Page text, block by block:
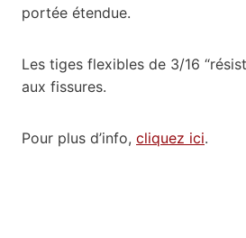
portée étendue.
Les tiges flexibles de 3/16
aux fissures.
Pour plus d’info, cliquez ici.